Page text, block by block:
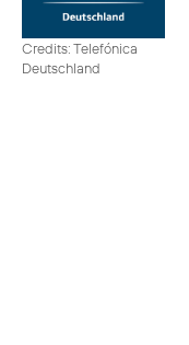
Credits: Telefónica
Deutschland